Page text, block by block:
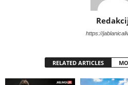
https://
RELATED ARTICLES